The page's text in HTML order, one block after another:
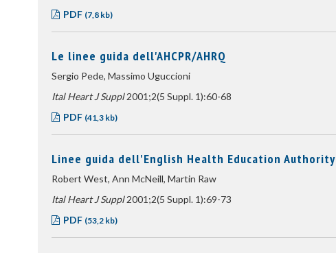
PDF (7,8 kb)
Le linee guida dell'AHCPR/AHRQ
Sergio Pede, Massimo Uguccioni
Ital Heart J Suppl2001;2(5 Suppl. 1):60-68
PDF (41,3 kb)
Linee guida dell'English Health Education Authority
Robert West, Ann McNeill, Martin Raw
Ital Heart J Suppl2001;2(5 Suppl. 1):69-73
PDF (53,2 kb)